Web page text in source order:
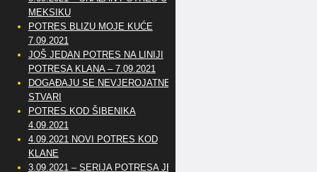
MEKSIKU
POTRES BLIZU MOJE KUĆE
7.09.2021
JOŠ JEDAN POTRES NA LINIJI
POTRESA KLANA – 7.09.2021
DOGAĐAJU SE NEVJEROJATNE
STVARI
POTRES KOD ŠIBENIKA
4.09.2021
4.09.2021 NOVI POTRES KOD
KLANE
3.09.2021 – SERIJA POTRESA JE